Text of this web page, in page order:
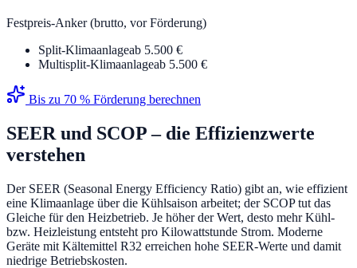
Festpreis-Anker (brutto, vor Förderung)
Split-Klimaanlageab 5.500 €
Multisplit-Klimaanlageab 5.500 €
Bis zu 70 % Förderung berechnen
SEER und SCOP – die Effizienzwerte
verstehen
Der SEER (Seasonal Energy Efficiency Ratio) gibt an, wie effizient
eine Klimaanlage über die Kühlsaison arbeitet; der SCOP tut das
Gleiche für den Heizbetrieb. Je höher der Wert, desto mehr Kühl-
bzw. Heizleistung entsteht pro Kilowattstunde Strom. Moderne
Geräte mit Kältemittel R32 erreichen hohe SEER-Werte und damit
niedrige Betriebskosten.